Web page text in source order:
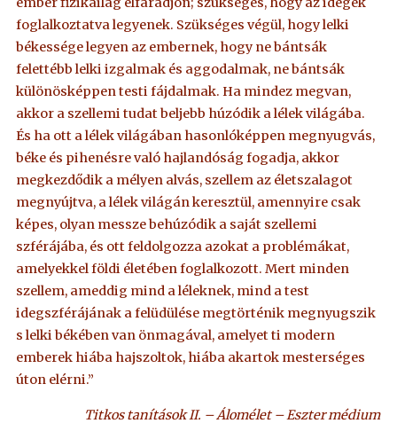
foglalkoztatva legyenek. Szükséges végül, hogy lelki
békessége legyen az embernek, hogy ne bántsák
felettébb lelki izgalmak és aggodalmak, ne bántsák
különösképpen testi fájdalmak. Ha mindez megvan,
akkor a szellemi tudat beljebb húzódik a lélek világába.
És ha ott a lélek világában hasonlóképpen megnyugvás,
béke és pihenésre való hajlandóság fogadja, akkor
megkezdődik a mélyen alvás, szellem az életszalagot
megnyújtva, a lélek világán keresztül, amennyire csak
képes, olyan messze behúzódik a saját szellemi
szférájába, és ott feldolgozza azokat a problémákat,
amelyekkel földi életében foglalkozott. Mert minden
szellem, ameddig mind a léleknek, mind a test
idegszférájának a felüdülése megtörténik megnyugszik
s lelki békében van önmagával, amelyet ti modern
emberek hiába hajszoltok, hiába akartok mesterséges
úton elérni.”
Titkos tanítások II. – Álomélet – Eszter médium